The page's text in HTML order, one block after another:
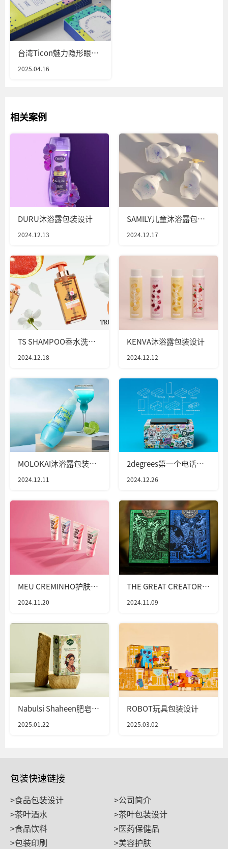
台湾Ticon魅力隐形眼镜
2025.04.16
相关案例
DURU沐浴露包装设计
2024.12.13
SAMILY儿童沐浴露包装
2024.12.17
TS SHAMPOO香水洗发
2024.12.18
KENVA沐浴露包装设计
2024.12.12
MOLOKAI沐浴露包装设
2024.12.11
2degrees第一个电话亭
2024.12.26
MEU CREMINHO护肤品
2024.11.20
THE GREAT CREATOR包
2024.11.09
Nabulsi Shaheen肥皂包
2025.01.22
ROBOT玩具包装设计
2025.03.02
包装快速链接
>食品包装设计
>公司简介
>茶叶酒水
>茶叶包装设计
>食品饮料
>医药保健品
>包装印刷
>美容护肤